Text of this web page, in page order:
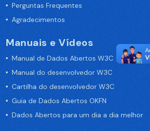
Perguntas Frequentes
Agradecimentos
Manuais e Vídeos
Manual de Dados Abertos W3C
Manual do desenvolvedor W3C
Cartilha do desenvolvedor W3C
Guia de Dados Abertos OKFN
Dados Abertos para um dia a dia melhor